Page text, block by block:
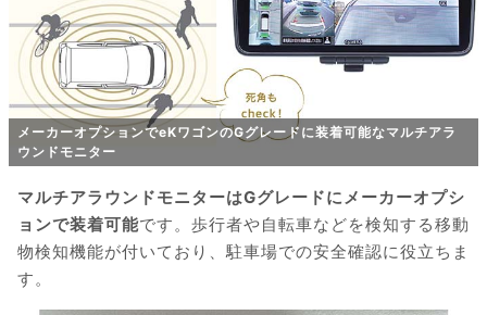
メーカーオプションでeKワゴンのGグレードに装着可能なマルチアラ
ウンドモニター
マルチアラウンドモニターはGグレードにメーカーオプシ
ョンで装着可能です。歩行者や自転車などを検知する移動
物検知機能が付いており、駐車場での安全確認に役立ちま
す。